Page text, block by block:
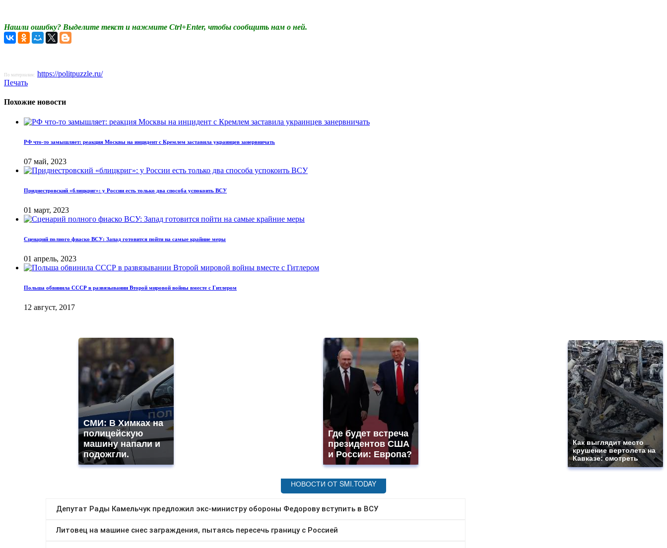
Нашли ошибку? Выделите текст и нажмите Ctrl+Enter, чтобы сообщить нам о ней.
По материалам: https://politpuzzle.ru/
Печать
Похожие новости
РФ что-то замышляет: реакция Москвы на инцидент с Кремлем заставила украинцев занервничать
07 май, 2023
Приднестровский «блицкриг»: у России есть только два способа успокоить ВСУ
01 март, 2023
Сценарий полного фиаско ВСУ: Запад готовится пойти на самые крайние меры
01 апрель, 2023
Польша обвинила СССР в развязывании Второй мировой войны вместе с Гитлером
12 август, 2017
СМИ: В Химках на
полицейскую
машину напали и
подожгли.
Где будет встреча
президентов США
и России: Европа?
Как выглядит место
крушение вертолета на
Кавказе: смотреть